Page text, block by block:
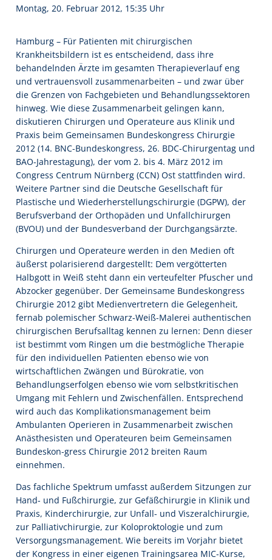
Montag, 20. Februar 2012, 15:35 Uhr
Hamburg – Für Patienten mit chirurgischen
Krankheitsbildern ist es entscheidend, dass ihre
behandelnden Ärzte im gesamten Therapieverlauf eng
und vertrauensvoll zusammenarbeiten – und zwar über
die Grenzen von Fachgebieten und Behandlungssektoren
hinweg. Wie diese Zusammenarbeit gelingen kann,
diskutieren Chirurgen und Operateure aus Klinik und
Praxis beim Gemeinsamen Bundeskongress Chirurgie
2012 (14. BNC-Bundeskongress, 26. BDC-Chirurgentag und
BAO-Jahrestagung), der vom 2. bis 4. März 2012 im
Congress Centrum Nürnberg (CCN) Ost stattfinden wird.
Weitere Partner sind die Deutsche Gesellschaft für
Plastische und Wiederherstellungschirurgie (DGPW), der
Berufsverband der Orthopäden und Unfallchirurgen
(BVOU) und der Bundesverband der Durchgangsärzte.
Chirurgen und Operateure werden in den Medien oft
äußerst polarisierend dargestellt: Dem vergötterten
Halbgott in Weiß steht dann ein verteufelter Pfuscher und
Abzocker gegenüber. Der Gemeinsame Bundeskongress
Chirurgie 2012 gibt Medienvertretern die Gelegenheit,
fernab polemischer Schwarz-Weiß-Malerei authentischen
chirurgischen Berufsalltag kennen zu lernen: Denn dieser
ist bestimmt vom Ringen um die bestmögliche Therapie
für den individuellen Patienten ebenso wie von
wirtschaftlichen Zwängen und Bürokratie, von
Behandlungserfolgen ebenso wie vom selbstkritischen
Umgang mit Fehlern und Zwischenfällen. Entsprechend
wird auch das Komplikationsmanagement beim
Ambulanten Operieren in Zusammenarbeit zwischen
Anästhesisten und Operateuren beim Gemeinsamen
Bundeskon-gress Chirurgie 2012 breiten Raum
einnehmen.
Das fachliche Spektrum umfasst außerdem Sitzungen zur
Hand- und Fußchirurgie, zur Gefäßchirurgie in Klinik und
Praxis, Kinderchirurgie, zur Unfall- und Viszeralchirurgie,
zur Palliativchirurgie, zur Koloproktologie und zum
Versorgungsmanagement. Wie bereits im Vorjahr bietet
der Kongress in einer eigenen Trainingsarea MIC-Kurse,